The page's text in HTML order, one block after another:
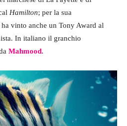
Hamilton; per la sua
vinto anche un Tony Award al
In italiano il granchio
Mahmood.